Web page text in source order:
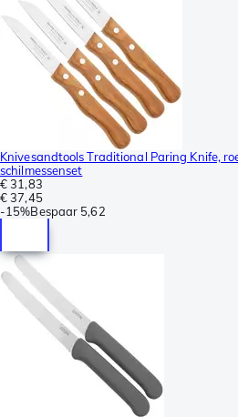
Knivesandtools Traditional Paring Knife,
schilmessenset
€ 31,83
€ 37,45
-15%Bespaar 5,62